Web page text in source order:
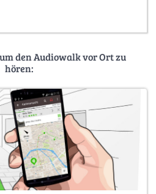
den Audiowalk vor Ort zu
hören: